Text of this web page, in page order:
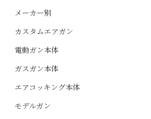
メーカー別
カスタムエアガン
電動ガン本体
ガスガン本体
エアコッキング本体
モデルガン